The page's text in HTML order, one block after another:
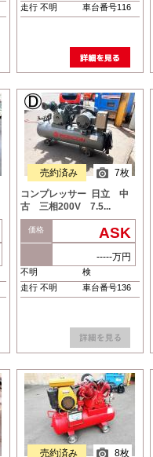
走行 不明
車台番号116
7枚
売約済み
コンプレッサー 日立 中
古 三相200V 7.5...
価格 ASK
-----万円
不明
検
走行 不明
車台番号136
8枚
売約済み